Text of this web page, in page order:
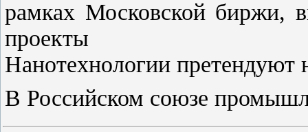
рамках Московской биржи,
проекты
Нанотехнологии
В Российском союзе